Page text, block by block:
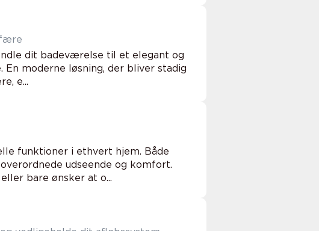
dit badeværelse til et elegant og
moderne løsning, der bliver stadig
e...
funktioner i ethvert hjem. Både
udseende og komfort.
bare ønsker at o...